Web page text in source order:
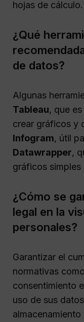
hojas de cálculo.
¿Qué
de datos?
Algunas
Tableau, que
crear gráficos y
Infogram, útil
Datawrapper,
gráficos
¿Cómo se
legal en la
personales?
Garantizar el
normativas
consentimiento
uso de sus